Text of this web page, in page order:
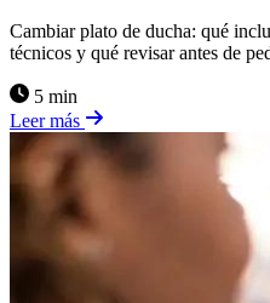
Cambiar plato de ducha: qué
técnicos y qué revisar antes de
5 min
Leer más